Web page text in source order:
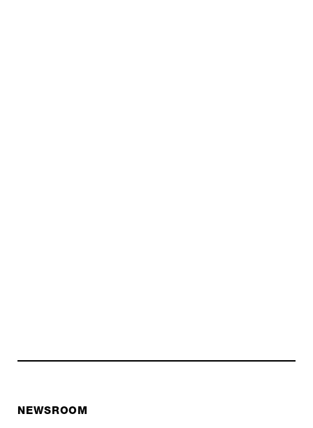
NEWSROOM